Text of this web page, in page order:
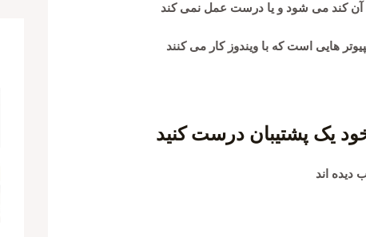
آن کند می شود و یا درست عمل نمی کند
هایی است که با ویندوز کار می کنند
دیده اند